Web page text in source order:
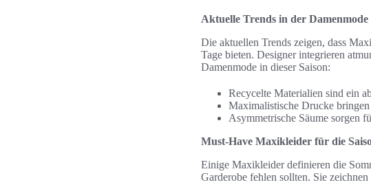
Aktuelle Trends in der Damenmode
Die aktuellen Trends zeigen, dass
Tage bieten. Designer integrieren
Damenmode in dieser Saison:
Recycelte Materialien sind ein
Maximalistische Drucke
Asymmetrische Säume sorgen
Must-Have Maxikleider für die
Einige Maxikleider definieren die
Garderobe fehlen sollten. Sie